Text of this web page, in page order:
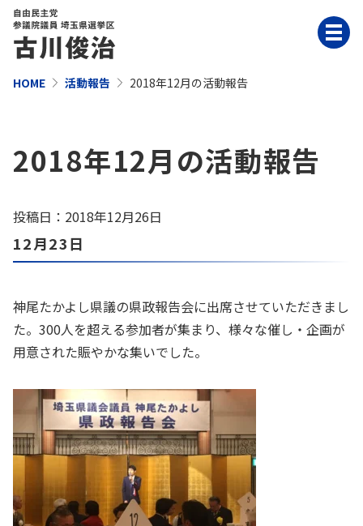
HOME 活動報告 2018年12月の活動報告
2018年12月の活動報告
投稿日：2018年12月26日
12月23日
神尾たかよし県議の県政報告会に出席させていただきまし
た。300人を超える参加者が集まり、様々な催し・企画が
用意された賑やかな集いでした。